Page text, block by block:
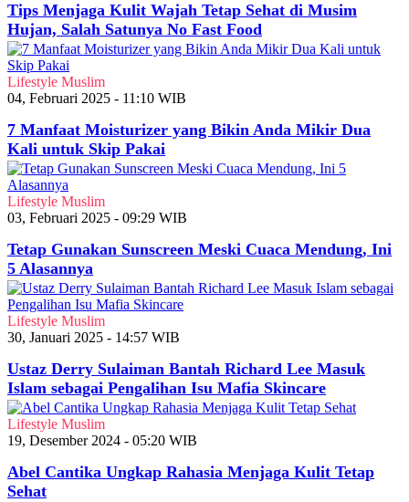
Tips Menjaga Kulit Wajah Tetap Sehat di Musim
Hujan, Salah Satunya No Fast Food
Lifestyle Muslim
04, Februari 2025 - 11:10 WIB
7 Manfaat Moisturizer yang Bikin Anda Mikir Dua
Kali untuk Skip Pakai
Lifestyle Muslim
03, Februari 2025 - 09:29 WIB
Tetap Gunakan Sunscreen Meski Cuaca Mendung, Ini
5 Alasannya
Lifestyle Muslim
30, Januari 2025 - 14:57 WIB
Ustaz Derry Sulaiman Bantah Richard Lee Masuk
Islam sebagai Pengalihan Isu Mafia Skincare
Lifestyle Muslim
19, Desember 2024 - 05:20 WIB
Abel Cantika Ungkap Rahasia Menjaga Kulit Tetap
Sehat